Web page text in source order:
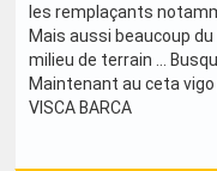
les remplaçants
Mais aussi beaucoup
milieu de terrain ...
Maintenant au ceta
VISCA BARCA